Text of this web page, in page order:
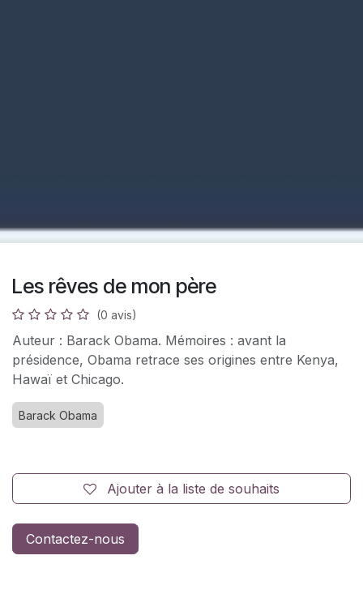
Les rêves de mon père
(0 avis)
Auteur : Barack Obama. Mémoires : avant la
présidence, Obama retrace ses origines entre Kenya,
Hawaï et Chicago.
Barack Obama
Ajouter à la liste de souhaits
Contactez-nous